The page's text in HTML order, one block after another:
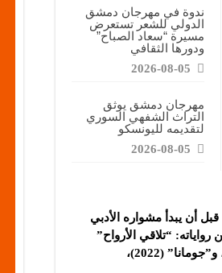
ندوة في مهرجان دمشق
الدولي للشعر تستعرض
مسيرة “سعاد الصباح”
ودورها الثقافي
2026-08-05
مهرجان دمشق يوثق
التراث الشفهي السوري
لتقديمه لليونسكو
2026-08-05
أن يبدأ مشواره الأدبي
“تلاقي الأرواح”
(2017)، و”مدينة الحبّ لا يسكنها العقلاء” (2018)، و”الجسّاسة” (2021)، و”جومانا” (2022)،